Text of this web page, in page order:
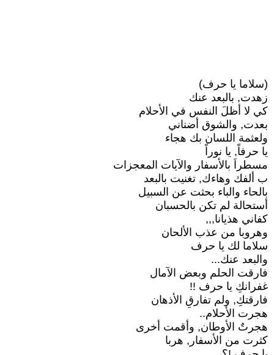
(سلاما يا حرف)
زهدت, بالبعد عنك
كي لا أظلَ النفس في الأحلام
بعدت, والشوق أضناني
ولعثمة اللسان بك هجاء
يا حرفاً, يا نوراً
مسطراَ بالأسفار والآيات المعجزات
ب ألفك وهاءك, تغنيت بالبعد
بالحاء والباء بحثت عن السبيل
أستحالة لم تكن بالحسبان
كفاني هذيانا,,,
وهروبا من عذب الألحان
سلاما لك يا حرف
والبعد عنك...
فارقت الحلم وبعض الآمال
غفرانكِ يا حرف !!
فارقتكِ, ولم تفارقِ الأذهان
هجرت الأحلام..
هجرتٌ الأوطان, وأقمت أخرى
كثرت من الأسفار, هربا